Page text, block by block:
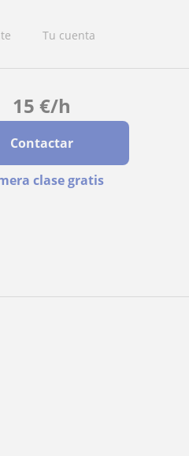
Tu cuenta
15 €/h
Contactar
clase gratis